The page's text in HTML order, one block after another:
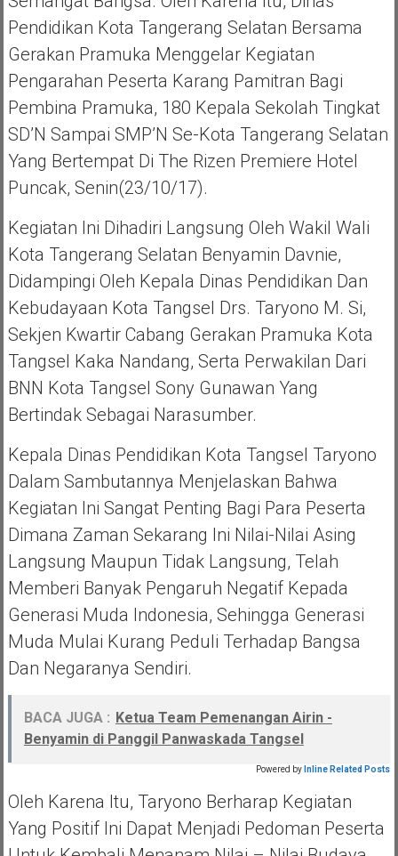
Pendidikan Kota Tangerang Selatan Bersama
Gerakan Pramuka Menggelar Kegiatan
Pengarahan Peserta Karang Pamitran Bagi
Pembina Pramuka, 180 Kepala Sekolah Tingkat
SD’N Sampai SMP’N Se-Kota Tangerang Selatan
Yang Bertempat Di The Rizen Premiere Hotel
Puncak, Senin(23/10/17).
Kegiatan Ini Dihadiri Langsung Oleh Wakil Wali
Kota Tangerang Selatan Benyamin Davnie,
Didampingi Oleh Kepala Dinas Pendidikan Dan
Kebudayaan Kota Tangsel Drs. Taryono M. Si,
Sekjen Kwartir Cabang Gerakan Pramuka Kota
Tangsel Kaka Nandang, Serta Perwakilan Dari
BNN Kota Tangsel Sony Gunawan Yang
Bertindak Sebagai Narasumber.
Kepala Dinas Pendidikan Kota Tangsel Taryono
Dalam Sambutannya Menjelaskan Bahwa
Kegiatan Ini Sangat Penting Bagi Para Peserta
Dimana Zaman Sekarang Ini Nilai-Nilai Asing
Langsung Maupun Tidak Langsung, Telah
Memberi Banyak Pengaruh Negatif Kepada
Generasi Muda Indonesia, Sehingga Generasi
Muda Mulai Kurang Peduli Terhadap Bangsa
Dan Negaranya Sendiri.
BACA JUGA : Ketua Team Pemenangan Airin -
Benyamin di Panggil Panwaskada Tangsel
Powered by Inline Related Posts
Oleh Karena Itu, Taryono Berharap Kegiatan
Yang Positif Ini Dapat Menjadi Pedoman Peserta